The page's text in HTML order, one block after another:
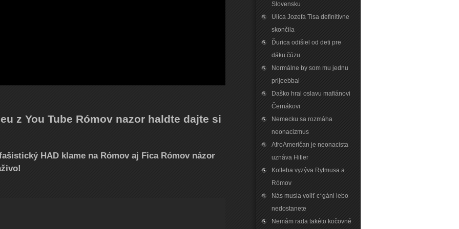
z You Tube Rómov nazor haldte dajte si
HAD klame na Rómov aj Fica Rómov názor
Slovensku
Ulica Jozefa Tisa definitívne
skončila
Ďurica odišiel od deti pre
dáku čúzu
Normálne by som mu jednu
prijeebbal
Daško hral oslavu mafiánovi
Černákovi
Nemecku sa rozmáha
neonacizmus
AfroAmeričan je neonacista
uznáva Hitler
Kotleba vyzýva Rytmusa a
Rómov
Nás musia voliť c*gáni lebo
nedostanete
Nemám rada takéto kočovné